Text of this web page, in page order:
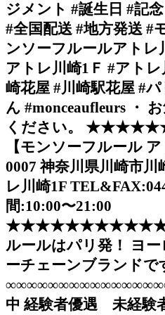
ジメント #誕生日 #記
#全国配送 #地方発送 #
ンソーフルールアトレ
アトレ川崎1Ｆ #アト
崎花屋 #川崎駅花屋 #
ん #monceaufleurs ・
ください。
【モンソーフルール
0007 神奈川県川崎市川
レ川崎1F
間:10:00〜21:00
ルールはパリ発！ ヨ
ーチェーンブランドで
中 経験者優遇 未経験